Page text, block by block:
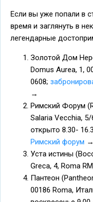
Если вы уже попали в
время и заглянуть в
легендарные
Золотой Дом
Domus Aurea, 1,
0608;
→
Римский Форум
Salaria Vecchia, 5/
открыто 8.30-
Римский форум →
Уста истины
Greca, 4, Roma
Пантеон
00186 Roma,